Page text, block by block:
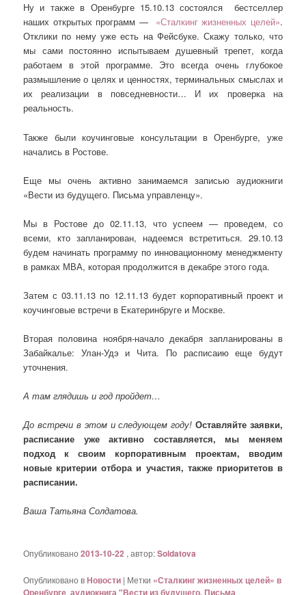
Ну и также в Оренбурге 15.10.13 состоялся бестселлер
наших открытых программ — «Сталкинг жизненных целей».
Отклики по нему уже есть на Фейсбуке. Скажу только, что
мы сами постоянно испытываем душевный трепет, когда
работаем в этой программе. Это всегда очень глубокое
размышление о целях и ценностях, терминальных смыслах и
их реализации в повседневности… И их проверка на
реальность.
Также были коучинговые консультации в Оренбурге, уже
начались в Ростове.
Еще мы очень активно занимаемся записью аудиокниги
«Вести из будущего. Письма управленцу».
Мы в Ростове до 02.11.13, что успеем — проведем, со
всеми, кто запланирован, надеемся встретиться. 29.10.13
будем начинать программу по инновационному менеджменту
в рамках МВА, которая продолжится в декабре этого года.
Затем с 03.11.13 по 12.11.13 будет корпоративный проект и
коучинговые встречи в Екатеринбруге и Москве.
Вторая половина ноября-начало декабря запланированы в
Забайкалье: Улан-Удэ и Чита. По расписаию еще будут
уточнения.
А там глядишь и год пройдет…
До встречи в этом и следующем году! Оставляйте заявки,
расписание уже активно составляется, мы меняем
подход к своим корпоративным проектам, вводим
новые критерии отбора и участия, также приоритетов в
расписании.
Ваша Татьяна Солдатова.
Опубликовано2013-10-22 , автор:Soldatova
Опубликовано вНовости | Метки «Сталкинг жизненных целей» в
Оренбурге,аудиокнига "Вести из будущего. Письма